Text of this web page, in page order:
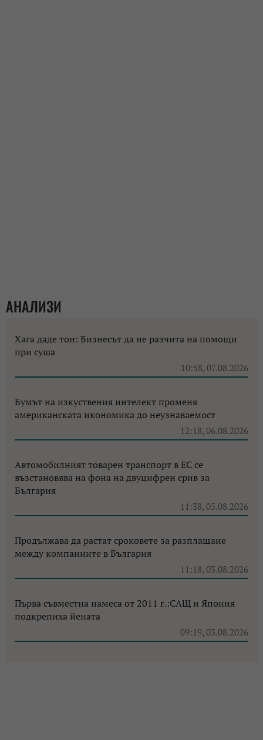
АНАЛИЗИ
Хага даде тон: Бизнесът да не разчита на помощи
при суша
10:58, 07.08.2026
Бумът на изкуствения интелект променя
американската икономика до неузнаваемост
12:18, 06.08.2026
Автомобилният товарен транспорт в ЕС се
възстановява на фона на двуцифрен срив за
България
11:38, 05.08.2026
Продължава да растат сроковете за разплащане
между компаниите в България
11:18, 03.08.2026
Първа съвместна намеса от 2011 г.:САЩ и Япония
подкрепиха йената
09:19, 03.08.2026